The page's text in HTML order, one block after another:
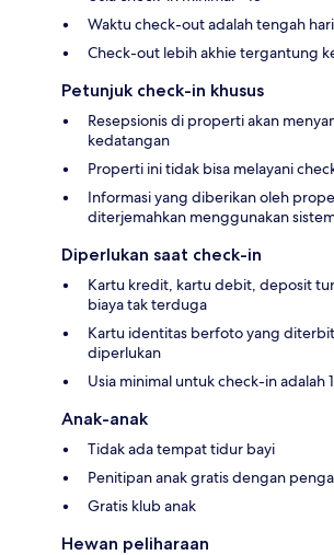
Waktu check-out adalah tengah hari
Check-out lebih akhie tergantung
Petunjuk check-in khusus
Resepsionis di properti akan
kedatangan
Properti ini tidak bisa melayani
Informasi yang diberikan oleh
diterjemahkan menggunakan
Diperlukan saat check-in
Kartu kredit, kartu debit, deposit
biaya tak terduga
Kartu identitas berfoto yang
diperlukan
Usia minimal untuk check-in adalah
Anak-anak
Tidak ada tempat tidur bayi
Penitipan anak gratis dengan
Gratis klub anak
Hewan peliharaan